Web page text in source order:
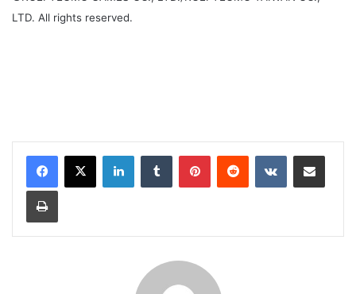
LTD. All rights reserved.
LinkedInTumblr PinterestReddit VKontakteShare via Email
Print